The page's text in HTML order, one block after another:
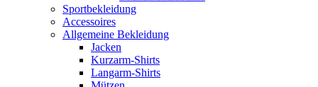
Sportbekleidung
Accessoires
Allgemeine Bekleidung
Jacken
Kurzarm-Shirts
Langarm-Shirts